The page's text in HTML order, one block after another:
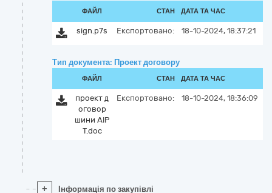
ФАЙЛ СТАН ДАТА ТА ЧАС
sign.p7s Експортовано: 18-10-2024, 18:37:21
Тип документа: Проект договору
ФАЙЛ СТАН ДАТА ТА ЧАС
проект д
оговор
шини АІР
Т.doc
Експортовано: 18-10-2024, 18:36:09
+ Інформація по закупівлі